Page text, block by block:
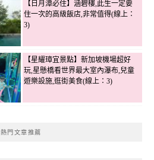
【日月潭必住】涵碧樓,此生一定要
住一次的高級飯店,非常值得(線上：
3)
【星耀璋宜景點】新加坡機場超好
玩,星懸橋看世界最大室內瀑布,兒童
遊樂設施,逛街美食(線上：3)
熱門文章推薦